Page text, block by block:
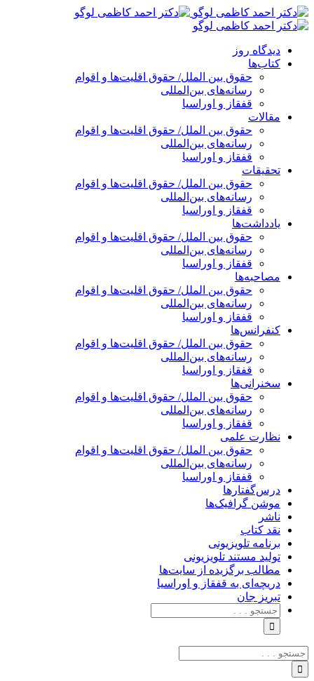
پرش
به
دیدگاه روز
کتاب‌ها
حقوق بین الملل/ حقوق اقلیت‌ها و اقوام
رسانه‌های بین‌المللی
قفقاز و اوراسیا
مقالات
حقوق بین الملل/ حقوق اقلیت‌ها و اقوام
رسانه‌های بین‌المللی
قفقاز و اوراسیا
تحقیقات
حقوق بین الملل/ حقوق اقلیت‌ها و اقوام
رسانه‌های بین‌المللی
قفقاز و اوراسیا
یادداشت‌ها
حقوق بین الملل/ حقوق اقلیت‌ها و اقوام
رسانه‌های بین‌المللی
قفقاز و اوراسیا
مصاحبه‌ها
حقوق بین الملل/ حقوق اقلیت‌ها و اقوام
رسانه‌های بین‌المللی
قفقاز و اوراسیا
کنفرانس‌ها
حقوق بین الملل/ حقوق اقلیت‌ها و اقوام
رسانه‌های بین‌المللی
قفقاز و اوراسیا
سخنرانی‌ها
حقوق بین الملل/ حقوق اقلیت‌ها و اقوام
رسانه‌های بین‌المللی
قفقاز و اوراسیا
نظارت علمی
حقوق بین الملل/ حقوق اقلیت‌ها و اقوام
رسانه‌های بین‌المللی
قفقاز و اوراسیا
درس‌گفتارها
موشن گرافیک‌ها
ناشر
نقد کتاب
برنامه‌ تلویزیونی
تولید مستند تلویزیونی
مطالب برگزیده از سایت‌ها
دریچه‌ای به قفقاز و اوراسیا
تبریزِ جان
جستجو
برای:
جستجو
برای: